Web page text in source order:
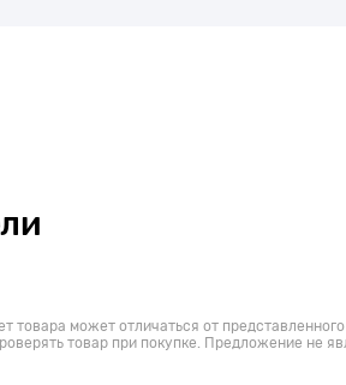
товара может отличаться от
товар при покупке. Предложение не